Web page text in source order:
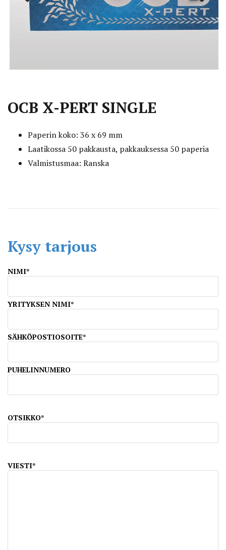
Previous Next
OCB X-PERT SINGLE
Paperin koko: 36 x 69 mm
Laatikossa 50 pakkausta, pakkauksessa 50 paperia
Valmistusmaa: Ranska
Kysy tarjous
NIMI*
YRITYKSEN NIMI*
SÄHKÖPOSTIOSOITE*
PUHELINNUMERO
OTSIKKO*
VIESTI*